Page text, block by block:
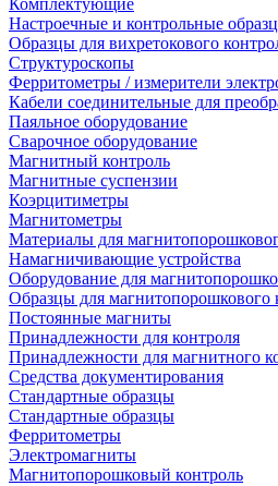
Комплектующие
Настроечные и контрольные
Образцы для вихретокового
Структуроскопы
Ферритометры / измерители
Кабели соединительные для
Паяльное оборудование
Сварочное оборудование
Магнитный контроль
Магнитные суспензии
Коэрцитиметры
Магнитометры
Материалы для
Намагничивающие устройства
Оборудование для
Образцы для магнитопорошкового
Постоянные магниты
Принадлежности для контроля
Принадлежности для магнитного
Средства документирования
Стандартные образцы
Стандартные образцы
Ферритометры
Электромагниты
Магнитопорошковый контроль